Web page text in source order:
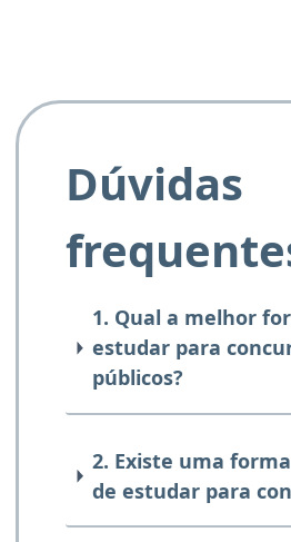
Dúvidas
1. Qual a melhor
estudar para
públicos?
2. Existe uma
de estudar para